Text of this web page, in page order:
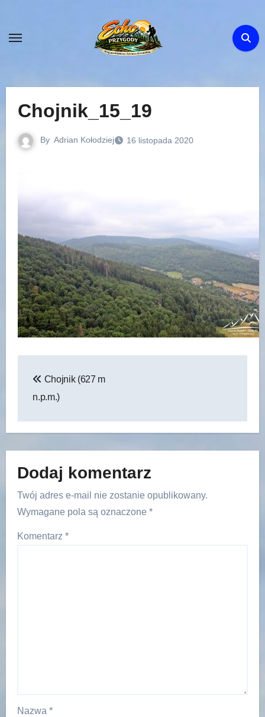
content
Chojnik_15_19
By Adrian Kołodziej 16 listopada 2020
wpisu
Chojnik (627 m
n.p.m.)
Dodaj komentarz
Twój adres e-mail nie zostanie opublikowany.
Wymagane pola są oznaczone *
Komentarz *
Nazwa *